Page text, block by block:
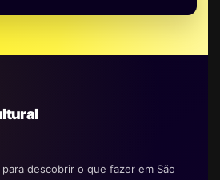
descobrir o que fazer em São